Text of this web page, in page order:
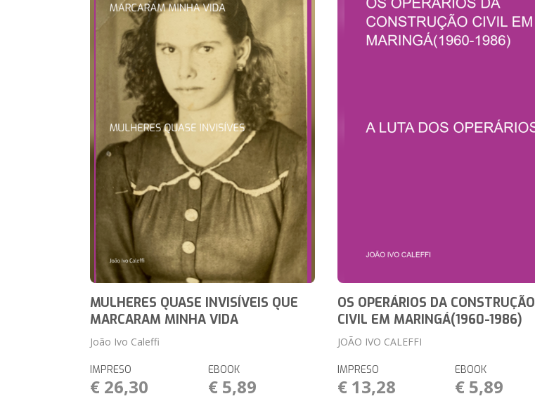
MULHERES QUASE INVISÍVEIS QUE
MARCARAM MINHA VIDA
João Ivo Caleffi
IMPRESO
€ 26,30
EBOOK
€ 5,89
OS OPERÁRIOS DA CONSTRUÇÃO
CIVIL EM MARINGÁ(1960-1986)
JOÃO IVO CALEFFI
IMPRESO
€ 13,28
EBOOK
€ 5,89